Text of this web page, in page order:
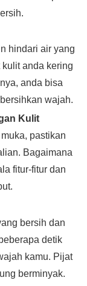
hindari air yang
anda kering
anda bisa
wajah.
Kulit
pastikan
Bagaimana
fitur-fitur dan
bersih dan
detik
kamu. Pijat
berminyak.